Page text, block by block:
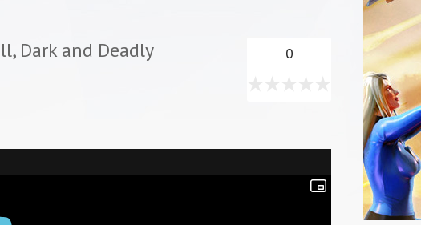
Dark and Deadly 0